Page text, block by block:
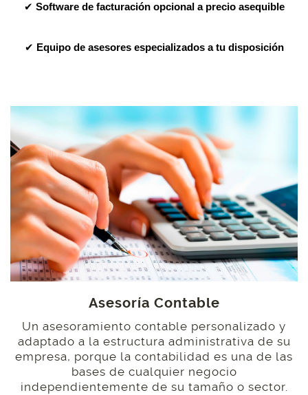
✔ Software de facturación opcional a precio asequible
✔ Equipo de asesores especializados a tu disposición
Asesoría Contable
Un asesoramiento contable personalizado y
adaptado a la estructura administrativa de su
empresa, porque la contabilidad es una de las
bases de cualquier negocio
independientemente de su tamaño o sector.